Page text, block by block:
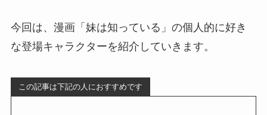
今回は、漫画「妹は知っている」の個人的に好き
な登場キャラクターを紹介していきます。
この記事は下記の人におすすめです